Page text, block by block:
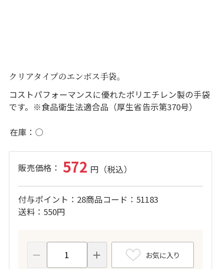
クリアタイプのエンボス手袋。
コストパフォーマンスに優れたポリエチレン製の手袋
です。※食品衛生法適合品（厚生省告示第370号）
在庫 ○
572
付与ポイント 28商品コード
51183
送料
550円
お気に入り